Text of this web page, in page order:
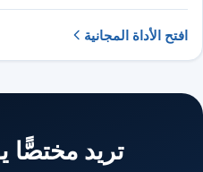
افتح الأداة المجانية
تريد مختصًّا